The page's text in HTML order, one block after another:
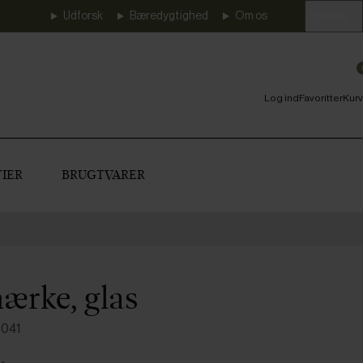
Udforsk Bæredygtighed Om os
Log indFavoritterKurv
BRUGTVARER
glas